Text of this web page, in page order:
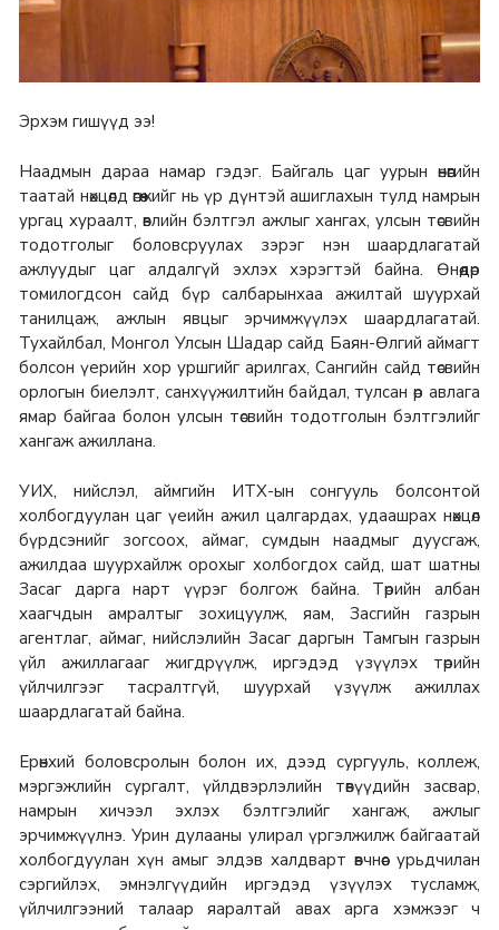
Эрхэм гишүүд ээ!
Наадмын дараа намар гэдэг. Байгаль цаг уурын өнөөгийн
таатай нөхцөлд өгөөжийг нь үр дүнтэй ашиглахын тулд намрын
ургац хураалт, өвлийн бэлтгэл ажлыг хангах, улсын төсвийн
тодотголыг боловсруулах зэрэг нэн шаардлагатай
ажлуудыг цаг алдалгүй эхлэх хэрэгтэй байна. Өнөөдөр
томилогдсон сайд бүр салбарынхаа ажилтай шуурхай
танилцаж, ажлын явцыг эрчимжүүлэх шаардлагатай.
Тухайлбал, Монгол Улсын Шадар сайд Баян-Өлгий аймагт
болсон үерийн хор уршгийг арилгах, Сангийн сайд төсвийн
орлогын биелэлт, санхүүжилтийн байдал, тулсан өр авлага
ямар байгаа болон улсын төсвийн тодотголын бэлтгэлийг
хангаж ажиллана.
УИХ, нийслэл, аймгийн ИТХ-ын сонгууль болсонтой
холбогдуулан цаг үеийн ажил цалгардах, удаашрах нөхцөл
бүрдсэнийг зогсоох, аймаг, сумдын наадмыг дуусгаж,
ажилдаа шуурхайлж орохыг холбогдох сайд, шат шатны
Засаг дарга нарт үүрэг болгож байна. Төрийн албан
хаагчдын амралтыг зохицуулж, яам, Засгийн газрын
агентлаг, аймаг, нийслэлийн Засаг даргын Тамгын газрын
үйл ажиллагааг жигдрүүлж, иргэдэд үзүүлэх төрийн
үйлчилгээг тасралтгүй, шуурхай үзүүлж ажиллах
шаардлагатай байна.
Ерөнхий боловсролын болон их, дээд сургууль, коллеж,
мэргэжлийн сургалт, үйлдвэрлэлийн төвүүдийн засвар,
намрын хичээл эхлэх бэлтгэлийг хангаж, ажлыг
эрчимжүүлнэ. Урин дулааны улирал үргэлжилж байгаатай
холбогдуулан хүн амыг элдэв халдварт өвчнөөс урьдчилан
сэргийлэх, эмнэлгүүдийн иргэдэд үзүүлэх тусламж,
үйлчилгээний талаар яаралтай авах арга хэмжээг ч